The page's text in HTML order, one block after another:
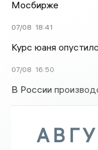
Мосбирже
07/08 18:41
Курс юаня
07/08 16:50
В России